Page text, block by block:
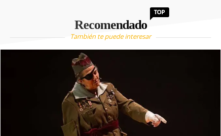
Recomendado
TOP
También te puede interesar